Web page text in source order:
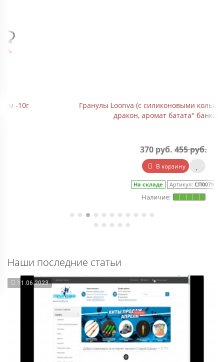
Гранулы Loonva (с силиконовыми кольцами) "Зеленый
дракон, аромат батата" банка 110г
455 руб.
СП0079
Наши последние статьи
11.06.2023